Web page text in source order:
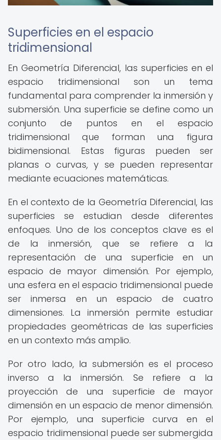
Superficies en el espacio
tridimensional
En Geometría Diferencial, las superficies en el
espacio tridimensional son un tema
fundamental para comprender la inmersión y
submersión. Una superficie se define como un
conjunto de puntos en el espacio
tridimensional que forman una figura
bidimensional. Estas figuras pueden ser
planas o curvas, y se pueden representar
mediante ecuaciones matemáticas.
En el contexto de la Geometría Diferencial, las
superficies se estudian desde diferentes
enfoques. Uno de los conceptos clave es el
de la inmersión, que se refiere a la
representación de una superficie en un
espacio de mayor dimensión. Por ejemplo,
una esfera en el espacio tridimensional puede
ser inmersa en un espacio de cuatro
dimensiones. La inmersión permite estudiar
propiedades geométricas de las superficies
en un contexto más amplio.
Por otro lado, la submersión es el proceso
inverso a la inmersión. Se refiere a la
proyección de una superficie de mayor
dimensión en un espacio de menor dimensión.
Por ejemplo, una superficie curva en el
espacio tridimensional puede ser submergida